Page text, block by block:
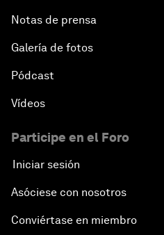
Notas de prensa
Galería de fotos
Pódcast
Vídeos
Participe en el Foro
Iniciar sesión
Asóciese con nosotros
Conviértase en miembro